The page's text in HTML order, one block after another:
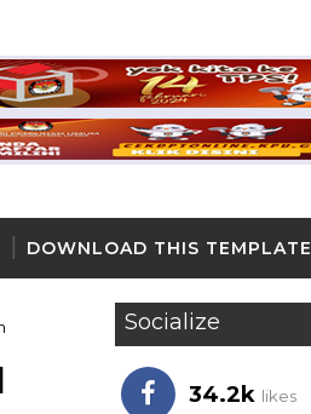
DOWNLOAD THIS TEMPLATE
Socialize
34.2k likes